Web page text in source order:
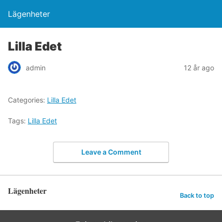
Lägenheter
Lilla Edet
admin 12 år ago
Categories: Lilla Edet
Tags: Lilla Edet
Leave a Comment
Lägenheter Back to top